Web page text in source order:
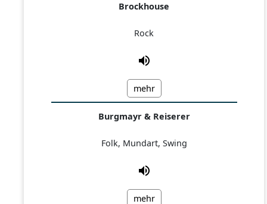
Brockhouse
Rock
mehr
Burgmayr & Reiserer
Folk, Mundart, Swing
mehr